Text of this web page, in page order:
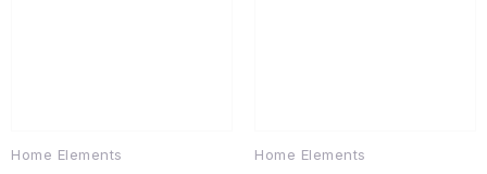
Home Elements Home Elements